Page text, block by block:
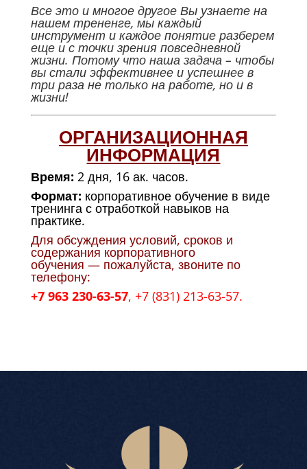
Все это и многое другое Вы узнаете на
нашем трененге, мы каждый
инструмент и каждое понятие разберем
еще и с точки зрения повседневной
жизни. Потому что наша задача – чтобы
вы стали эффективнее и успешнее в
три раза не только на работе, но и в
жизни!
ОРГАНИЗАЦИОННАЯ
ИНФОРМАЦИЯ
Время: 2 дня, 16 ак. часов.
Формат: корпоративное обучение в виде
тренинга с отработкой навыков на
практике.
Для обсуждения условий, сроков и
содержания корпоративного
обучения — пожалуйста, звоните по
телефону:
+7 963 230-63-57, +7 (831) 213-63-57.